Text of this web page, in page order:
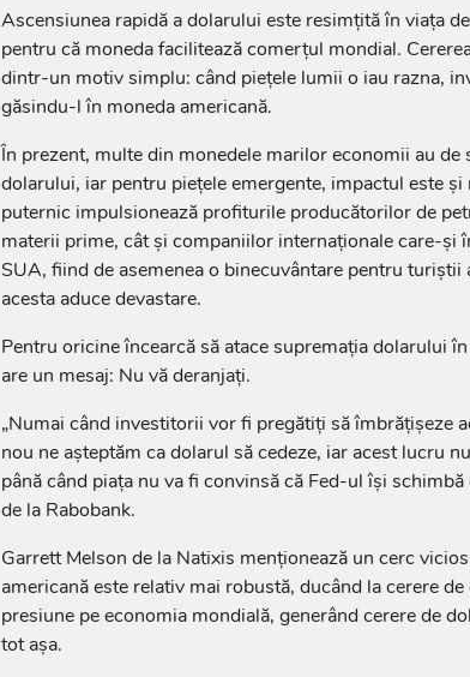
Ascensiunea rapidă a dolarului este resimţită în viaţa
pentru că moneda facilitează comerţul mondial.
dintr-un motiv simplu: când pieţele lumii o iau razna,
găsindu-l în moneda americană.
În prezent, multe din monedele marilor economii au de
dolarului, iar pentru pieţele emergente, impactul este
puternic im­pulsionează profiturile producători­lor de
materii prime, cât şi companiilor internaţionale care-şi
SUA, fiind de ase­menea o binecuvântare pentru turiş­tii
acesta aduce devastare.
Pentru oricine încearcă să atace supremaţia dolarului
are un mesaj: Nu vă de­ranjaţi.
„Numai când investitorii vor fi pregătiţi să îmbrăţişeze
nou ne aşteptăm ca dolarul să cedeze, iar acest lucru
până când piaţa nu va fi convinsă că Fed-ul îşi schimbă
de la Rabobank.
Garrett Melson de la Natixis menţionează un cerc
americană este relativ mai robustă, ducând la cerere
presiune pe economia mondială, generând cerere de
tot aşa.